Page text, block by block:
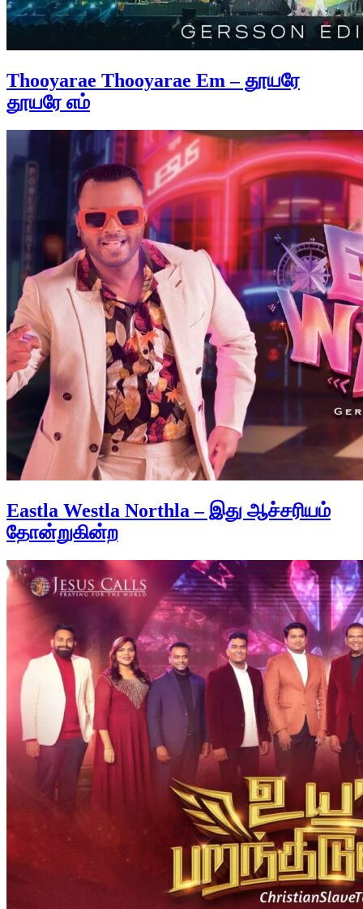
Thooyarae Thooyarae Em – தூயரே
தூயரே எம்
Eastla Westla Northla – இது ஆச்சரியம்
தோன்றுகின்ற